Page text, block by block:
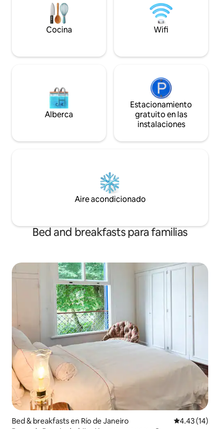
discapacidad intelectual.
familiar y
Cocina Wifi
Alberca
Estacionamiento
gratuito en las
instalaciones
Aire acondicionado
Bed and breakfasts para familias
Bed & breakfasts en Río de Janeiro Calificación
4.43 (14)